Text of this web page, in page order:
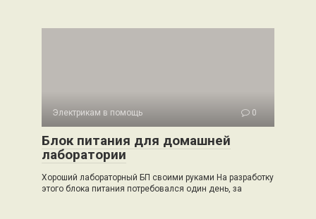
Электрикам в помощь 0
Блок питания для домашней
лаборатории
Хороший лабораторный БП своими руками На разработку
этого блока питания потребовался один день, за